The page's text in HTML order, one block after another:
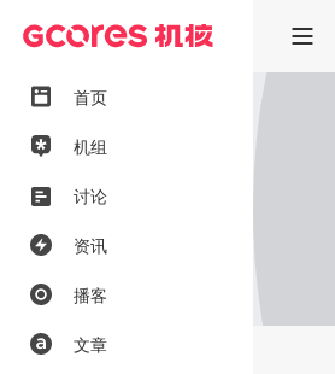
首页
机组
讨论
资讯
播客
文章